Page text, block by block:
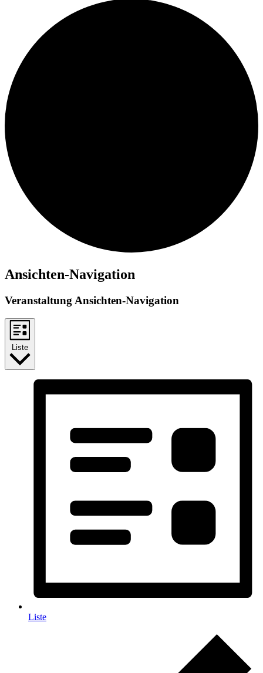
Veranstaltungen
Ansichten-Navigation
Veranstaltung Ansichten-Navigation
Liste
Liste